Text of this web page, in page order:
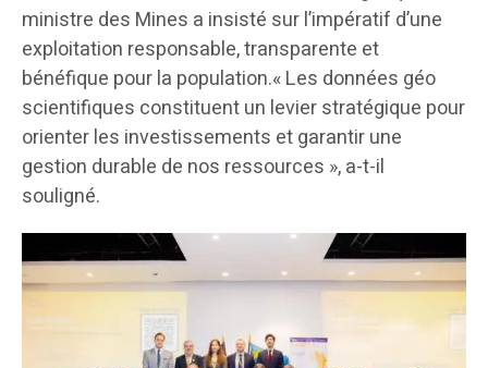
ministre des Mines a insisté sur l’impératif d’une
exploitation responsable, transparente et
bénéfique pour la population.« Les données géo
scientifiques constituent un levier stratégique pour
orienter les investissements et garantir une
gestion durable de nos ressources », a-t-il
souligné.